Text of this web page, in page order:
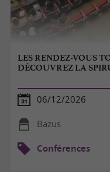
LES RENDEZ-VOUS
DÉCOUVREZ LA
06/12/2026
Bazus
Conférences